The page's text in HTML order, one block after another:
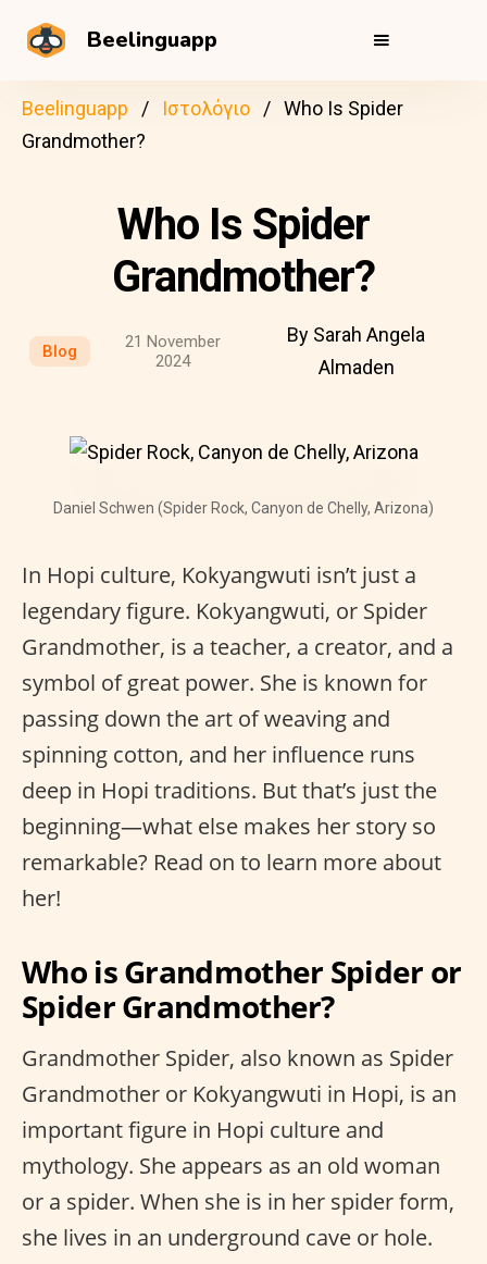
Beelinguapp
Beelinguapp Ιστολόγιο
Who Is Spider
Grandmother?
Who Is Spider
Grandmother?
Blog
21 November
2024
By Sarah Angela
Almaden
Daniel Schwen (Spider Rock, Canyon de Chelly, Arizona)
In Hopi culture, Kokyangwuti isn’t just a
legendary figure. Kokyangwuti, or Spider
Grandmother, is a teacher, a creator, and a
symbol of great power. She is known for
passing down the art of weaving and
spinning cotton, and her influence runs
deep in Hopi traditions. But that’s just the
beginning—what else makes her story so
remarkable? Read on to learn more about
her!
Who is Grandmother Spider or
Spider Grandmother?
Grandmother Spider, also known as Spider
Grandmother or Kokyangwuti in Hopi, is an
important figure in Hopi culture and
mythology. She appears as an old woman
or a spider. When she is in her spider form,
she lives in an underground cave or hole.